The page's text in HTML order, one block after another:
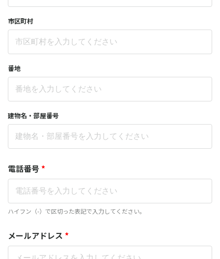
市区町村
番地
建物名・部屋番号
電話番号 *
ハイフン（-）で区切った表記で入力してください。
メールアドレス *